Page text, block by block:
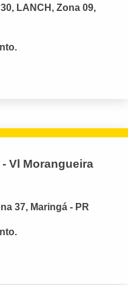
LANCH, Zona 09,
Vl Morangueira
37, Maringá - PR